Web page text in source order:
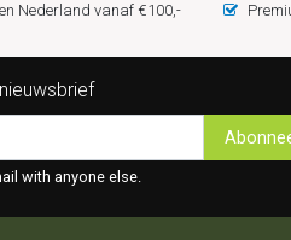
Nederland vanaf €100,-
with anyone else.